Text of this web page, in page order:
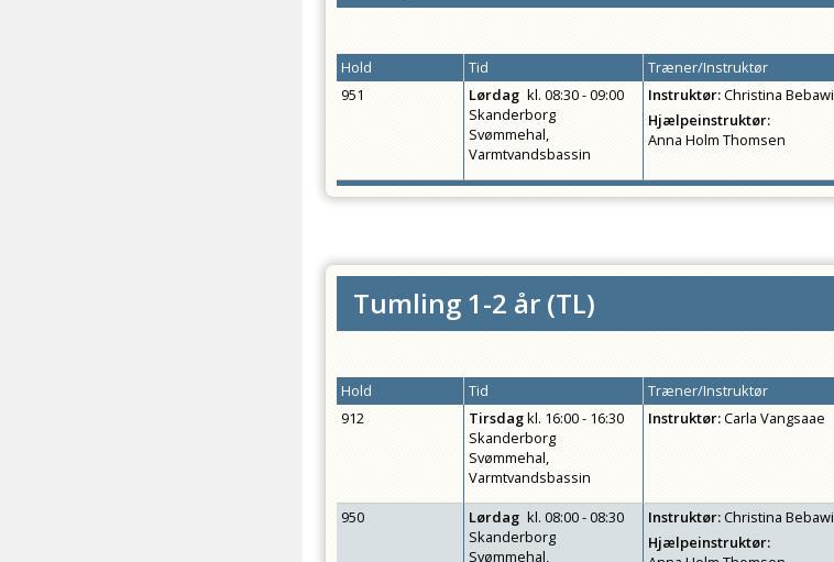
Hold Tid Træner/Instruktør
951
Lørdag kl.08:30 - 09:00
Skanderborg
Svømmehal,
Varmtvandsbassin
Instruktør:Christina Bebawi
Hjælpeinstruktør:
Anna Holm Thomsen
Tumling 1-2 år (TL)
Hold Tid Træner/Instruktør
912
Tirsdagkl. 16:00 - 16:30
Skanderborg
Svømmehal,
Varmtvandsbassin
Instruktør:Carla Vangsaae
950 Lørdag kl.08:00 - 08:30
Skanderborg
Svømmehal,
Instruktør:Christina Bebawi
Hjælpeinstruktør: